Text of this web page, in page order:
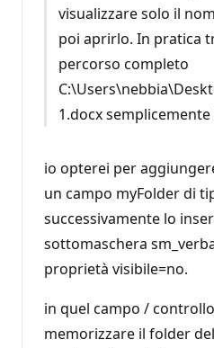
visualizzare solo il
poi aprirlo. In pratica
percorso completo
1.docx
io opterei per
un campo myFolder di
successivamente lo
sottomaschera
proprietà visibile=no.
in quel campo /
memorizzare il folder